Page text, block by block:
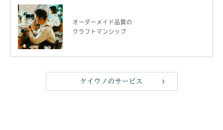
オーダーメイド品質の
クラフトマンシップ
ケイウノのサービス